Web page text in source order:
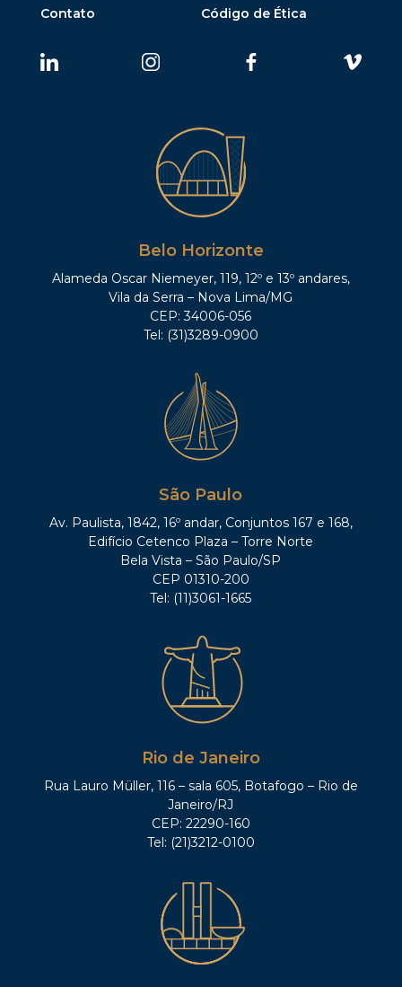
Contato
Código de Ética
Belo Horizonte
Alameda Oscar Niemeyer, 119, 12º e 13º andares,
Vila da Serra – Nova Lima/MG
CEP: 34006-056
Tel: (31)3289-0900
São Paulo
Av. Paulista, 1842, 16º andar, Conjuntos 167 e 168,
Edifício Cetenco Plaza – Torre Norte
Bela Vista – São Paulo/SP
CEP 01310-200
Tel: (11)3061-1665
Rio de Janeiro
Rua Lauro Müller, 116 – sala 605, Botafogo – Rio de
Janeiro/RJ
CEP: 22290-160
Tel: (21)3212-0100